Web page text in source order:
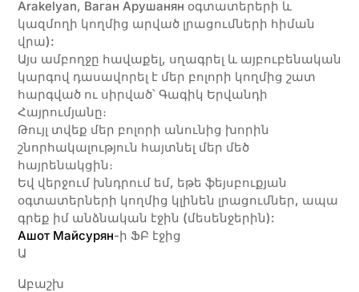
Arakelyan, Ваган Арушанян օգտատերերի և
կազմողի կողմից արված լրացումների հիման
վրա):
Այս ամբողջը հավաքել, սղագրել և այբուբենական
կարգով դասավորել է մեր բոլորի կողմից շատ
հարգված ու սիրված՝ Գագիկ Երվանդի
Հայրումյանը։
Թույլ տվեք մեր բոլորի անունից խորին
շնորհակալություն հայտնել մեր մեծ
հայրենակցին։
Եվ վերջում խնդրում եմ, եթե ֆեյսբուքյան
օգտատերների կողմից կլինեն լրացումներ, ապա
գրեք իմ անձնական էջին (մեսենջերին):
Ашот Майсурян-ի ՖԲ էջից
Ա
​Աբաշխ